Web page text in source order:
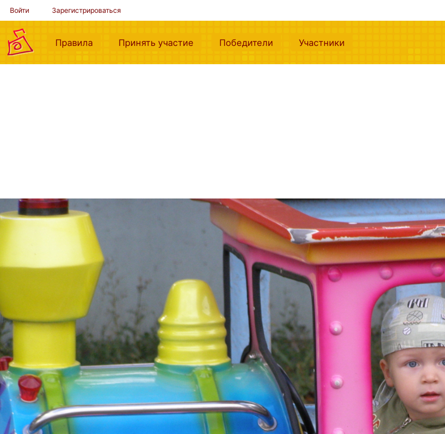
Войти Зарегистрироваться
Правила (current)Принять участие (current)Победители (current)Участники